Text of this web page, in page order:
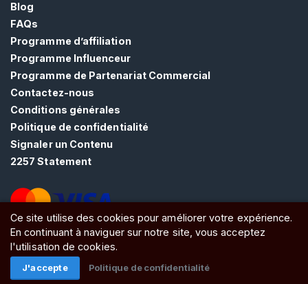
Blog
FAQs
Programme d’affiliation
Programme Influenceur
Programme de Partenariat Commercial
Contactez-nous
Conditions générales
Politique de confidentialité
Signaler un Contenu
2257 Statement
ATW Ltd, Essex, SS0 7EU, United Kingdom
Ce site utilise des cookies pour améliorer votre expérience.
En continuant à naviguer sur notre site, vous acceptez
l'utilisation de cookies.
J'accepte Politique de confidentialité